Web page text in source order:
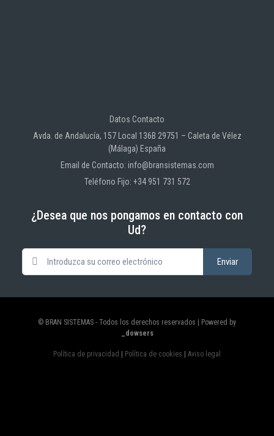
Datos Contacto
Avda. de Andalucía, 157 Local 136B 29751 – Caleta de Vélez
(Málaga) España
Email de Contacto: info@bransistemas.com
Teléfono Fijo: +34 951 731 572
¿Desea que nos pongamos en contacto con
Ud?
© BRAN SISTEMAS - Todos los derechos reservados | Powered by
_dowsers
Política de privacidad Política de cookies Aviso legal